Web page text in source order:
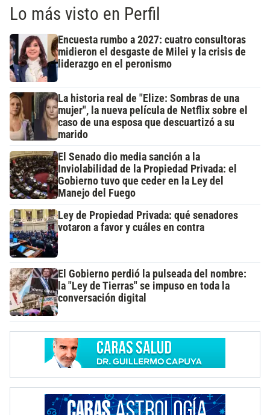
Lo más visto en Perfil
Encuesta rumbo a 2027: cuatro consultoras
midieron el desgaste de Milei y la crisis de
liderazgo en el peronismo
La historia real de "Elize: Sombras de una
mujer", la nueva película de Netflix sobre el
caso de una esposa que descuartizó a su
marido
El Senado dio media sanción a la
Inviolabilidad de la Propiedad Privada: el
Gobierno tuvo que ceder en la Ley del
Manejo del Fuego
Ley de Propiedad Privada: qué senadores
votaron a favor y cuáles en contra
El Gobierno perdió la pulseada del nombre:
la "Ley de Tierras" se impuso en toda la
conversación digital